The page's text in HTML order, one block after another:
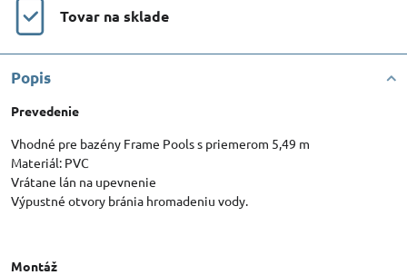
Tovar na sklade
Popis
Prevedenie
Vhodné pre bazény Frame Pools s priemerom 5,49 m
Materiál: PVC
Vrátane lán na upevnenie
Výpustné otvory bránia hromadeniu vody.
Montáž